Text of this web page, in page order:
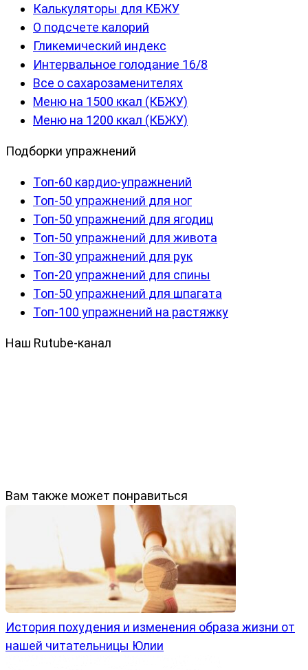
Калькуляторы для КБЖУ
О подсчете калорий
Гликемический индекс
Интервальное голодание 16/8
Все о сахарозаменителях
Меню на 1500 ккал (КБЖУ)
Меню на 1200 ккал (КБЖУ)
Подборки упражнений
Топ-60 кардио-упражнений
Топ-50 упражнений для ног
Топ-50 упражнений для ягодиц
Топ-50 упражнений для живота
Топ-30 упражнений для рук
Топ-20 упражнений для спины
Топ-50 упражнений для шпагата
Топ-100 упражнений на растяжку
Наш Rutube-канал
Вам также может понравиться
История похудения и изменения образа жизни от
нашей читательницы Юлии